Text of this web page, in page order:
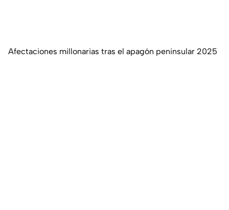
Afectaciones millonarias tras el apagón peninsular 2025